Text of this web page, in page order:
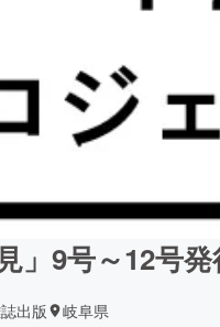
」9号～12号発
出版 岐阜県